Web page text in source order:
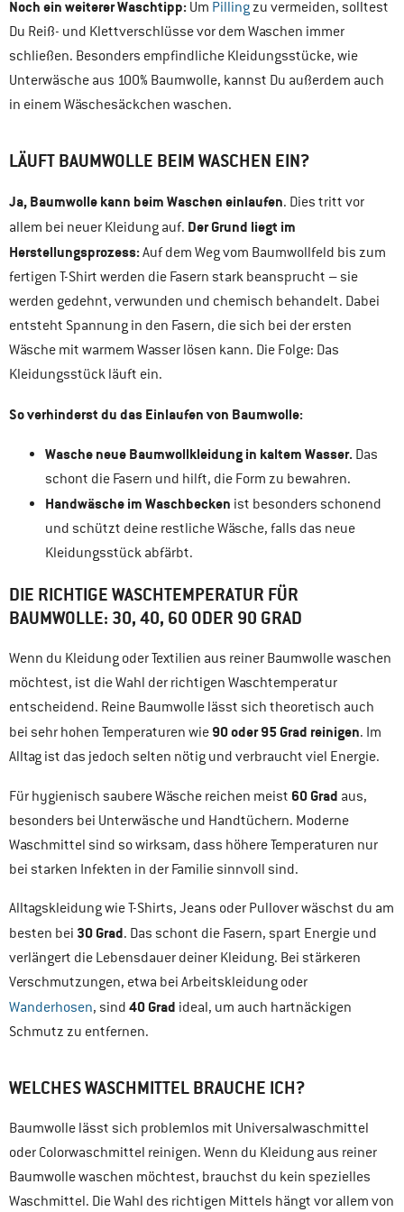
Noch ein weiterer Waschtipp: Um Pillingzu vermeiden, solltest
Du Reiß- und Klettverschlüsse vor dem Waschen immer
schließen. Besonders empfindliche Kleidungsstücke, wie
Unterwäsche aus 100% Baumwolle, kannst Du außerdem auch
in einem Wäschesäckchen waschen.
LÄUFT BAUMWOLLE BEIM WASCHEN EIN?
Ja, Baumwolle kann beim Waschen einlaufen. Dies tritt vor
allem bei neuer Kleidung auf. Der Grund liegt im
Herstellungsprozess:Auf dem Weg vom Baumwollfeld bis zum
fertigen T-Shirt werden die Fasern stark beansprucht – sie
werden gedehnt, verwunden und chemisch behandelt. Dabei
entsteht Spannung in den Fasern, die sich bei der ersten
Wäsche mit warmem Wasser lösen kann. Die Folge: Das
Kleidungsstück läuft ein.
So verhinderst du das Einlaufen von Baumwolle:
Wasche neue Baumwollkleidung in kaltem Wasser. Das
schont die Fasern und hilft, die Form zu bewahren.
Handwäsche im Waschbecken ist besonders schonend
und schützt deine restliche Wäsche, falls das neue
Kleidungsstück abfärbt.
DIE RICHTIGE WASCHTEMPERATUR FÜR
BAUMWOLLE: 30, 40, 60 ODER 90 GRAD
Wenn du Kleidung oder Textilien aus reiner Baumwolle waschen
möchtest, ist die Wahl der richtigen Waschtemperatur
entscheidend. Reine Baumwolle lässt sich theoretisch auch
bei sehr hohen Temperaturen wie 90 oder 95 Grad reinigen. Im
Alltag ist das jedoch selten nötig und verbraucht viel Energie.
Für hygienisch saubere Wäsche reichen meist 60 Grad aus,
besonders bei Unterwäsche und Handtüchern. Moderne
Waschmittel sind so wirksam, dass höhere Temperaturen nur
bei starken Infekten in der Familie sinnvoll sind.
Alltagskleidung wie T-Shirts, Jeans oder Pullover wäschst du am
besten bei 30 Grad. Das schont die Fasern, spart Energie und
verlängert die Lebensdauer deiner Kleidung. Bei stärkeren
Verschmutzungen, etwa bei Arbeitskleidung oder
Wanderhosen, sind 40 Grad ideal, um auch hartnäckigen
Schmutz zu entfernen.
WELCHES WASCHMITTEL BRAUCHE ICH?
Baumwolle lässt sich problemlos mit Universalwaschmittel
oder Colorwaschmittel reinigen. Wenn du Kleidung aus reiner
Baumwolle waschen möchtest, brauchst du kein spezielles
Waschmittel. Die Wahl des richtigen Mittels hängt vor allem von